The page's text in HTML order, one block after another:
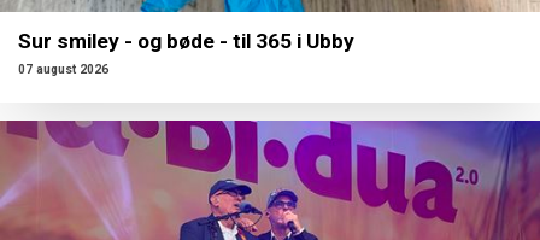
Sur smiley - og bøde - til 365 i Ubby
07 august 2026